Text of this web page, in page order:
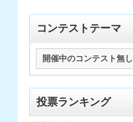
コンテストテーマ
開催中のコンテスト無し
投票ランキング